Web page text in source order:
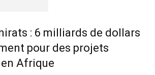
: 6 milliards de dollars
pour des projets
Afrique